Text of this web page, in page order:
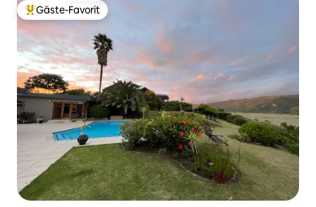
Beliebter Gäste-Favorit.
Gäste-Favorit